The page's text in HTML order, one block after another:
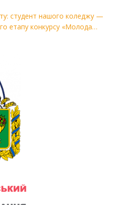
студент нашого коледжу —
етапу конкурсу «Молода